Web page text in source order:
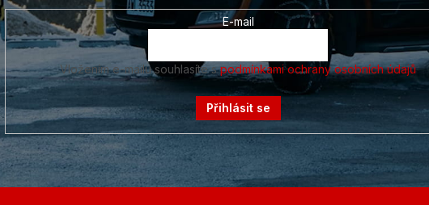
E-mail
Vložením e-mailu souhlasíte spodmínkami ochrany osobních údajů
Přihlásit se